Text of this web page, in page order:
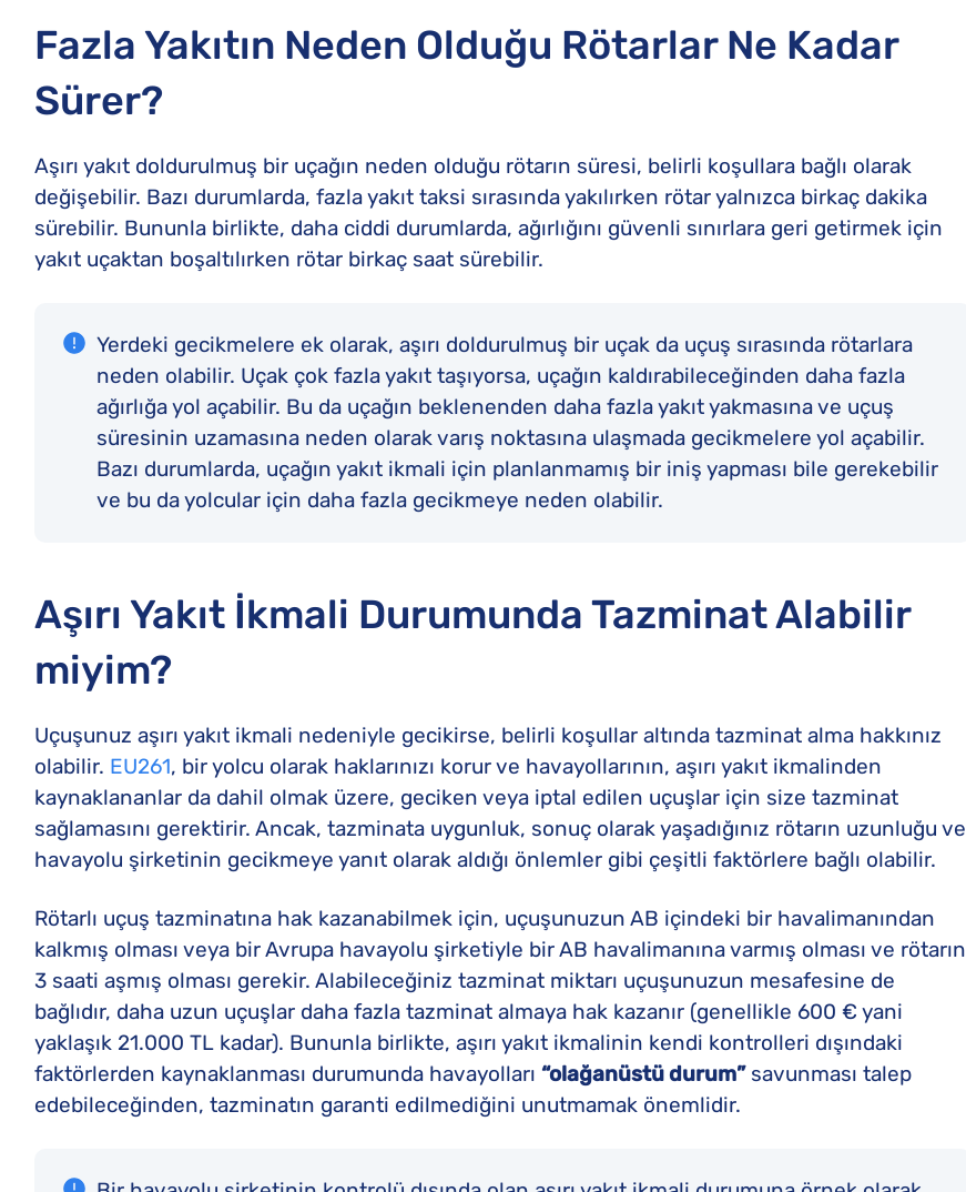
Fazla Yakıtın Neden Olduğu Rötarlar Ne Kadar
Sürer?
Aşırı yakıt doldurulmuş bir uçağın neden olduğu rötarın süresi, belirli koşullara bağlı olarak
değişebilir. Bazı durumlarda, fazla yakıt taksi sırasında yakılırken rötar yalnızca birkaç dakika
sürebilir. Bununla birlikte, daha ciddi durumlarda, ağırlığını güvenli sınırlara geri getirmek için
yakıt uçaktan boşaltılırken rötar birkaç saat sürebilir.
Yerdeki gecikmelere ek olarak, aşırı doldurulmuş bir uçak da uçuş sırasında rötarlara
neden olabilir. Uçak çok fazla yakıt taşıyorsa, uçağın kaldırabileceğinden daha fazla
ağırlığa yol açabilir. Bu da uçağın beklenenden daha fazla yakıt yakmasına ve uçuş
süresinin uzamasına neden olarak varış noktasına ulaşmada gecikmelere yol açabilir.
Bazı durumlarda, uçağın yakıt ikmali için planlanmamış bir iniş yapması bile gerekebilir
ve bu da yolcular için daha fazla gecikmeye neden olabilir.
Aşırı Yakıt İkmali Durumunda Tazminat Alabilir
miyim?
Uçuşunuz aşırı yakıt ikmali nedeniyle gecikirse, belirli koşullar altında tazminat alma hakkınız
olabilir. EU261, bir yolcu olarak haklarınızı korur ve havayollarının, aşırı yakıt ikmalinden
kaynaklananlar da dahil olmak üzere, geciken veya iptal edilen uçuşlar için size tazminat
sağlamasını gerektirir. Ancak, tazminata uygunluk, sonuç olarak yaşadığınız rötarın uzunluğu ve
havayolu şirketinin gecikmeye yanıt olarak aldığı önlemler gibi çeşitli faktörlere bağlı olabilir.
Rötarlı uçuş tazminatına hak kazanabilmek için, uçuşunuzun AB içindeki bir havalimanından
kalkmış olması veya bir Avrupa havayolu şirketiyle bir AB havalimanına varmış olması ve rötarın
3 saati aşmış olması gerekir. Alabileceğiniz tazminat miktarı uçuşunuzun mesafesine de
bağlıdır, daha uzun uçuşlar daha fazla tazminat almaya hak kazanır (genellikle 600 € yani
yaklaşık 21.000 TL kadar). Bununla birlikte, aşırı yakıt ikmalinin kendi kontrolleri dışındaki
faktörlerden kaynaklanması durumunda havayolları “olağanüstü durum”savunması talep
edebileceğinden, tazminatın garanti edilmediğini unutmamak önemlidir.